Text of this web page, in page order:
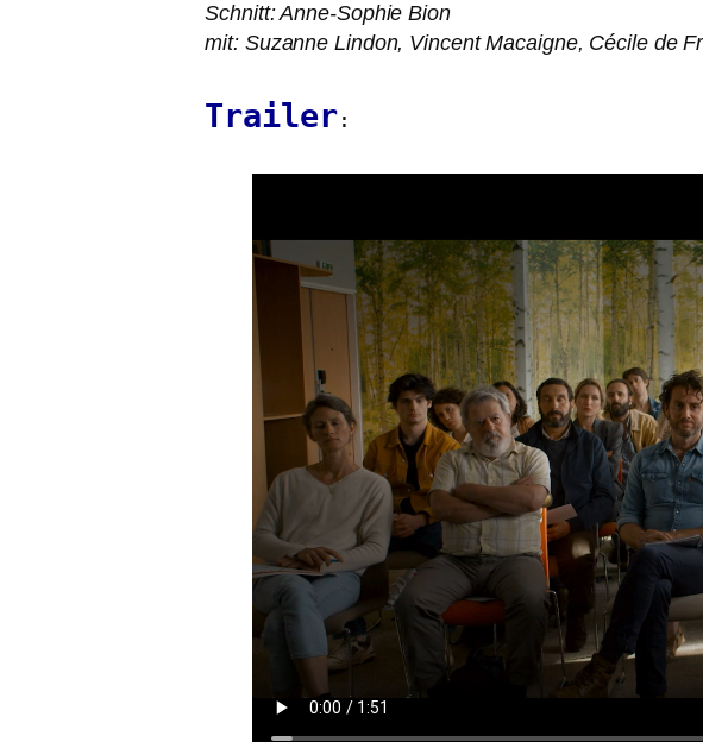
Schnitt: Anne-Sophie Bion
mit: Suzanne Lindon, Vincent Macaigne, Cécile de
Trailer: